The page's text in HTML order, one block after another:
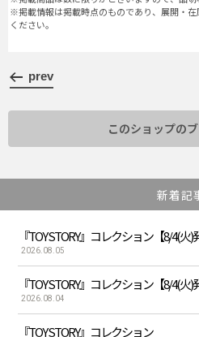
※掲載情報は掲載時点のものであり、展開・
ください。
prev
このショップの
新着記
『TOY STORY』コレクション【8/4(火)
2026.08.05
『TOY STORY』コレクション【8/4(火)
2026.08.04
『TOY STORY』コレクション